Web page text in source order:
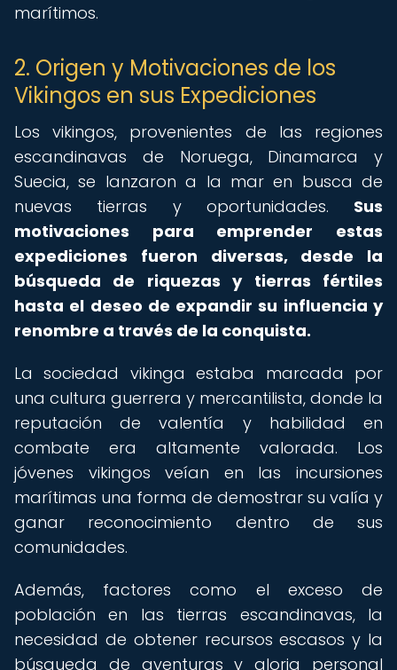
marítimos.
2. Origen y Motivaciones de los
Vikingos en sus Expediciones
Los vikingos, provenientes de las regiones
escandinavas de Noruega, Dinamarca y
Suecia, se lanzaron a la mar en busca de
nuevas tierras y oportunidades. Sus
motivaciones para emprender estas
expediciones fueron diversas, desde la
búsqueda de riquezas y tierras fértiles
hasta el deseo de expandir su influencia y
renombre a través de la conquista.
La sociedad vikinga estaba marcada por
una cultura guerrera y mercantilista, donde la
reputación de valentía y habilidad en
combate era altamente valorada. Los
jóvenes vikingos veían en las incursiones
marítimas una forma de demostrar su valía y
ganar reconocimiento dentro de sus
comunidades.
Además, factores como el exceso de
población en las tierras escandinavas, la
necesidad de obtener recursos escasos y la
búsqueda de aventuras y gloria personal